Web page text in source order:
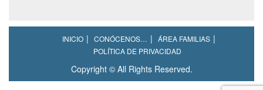
INICIO CONÓCENOS…
ÁREA FAMILIAS
POLÍTICA DE PRIVACIDAD
Copyright © All Rights Reserved.